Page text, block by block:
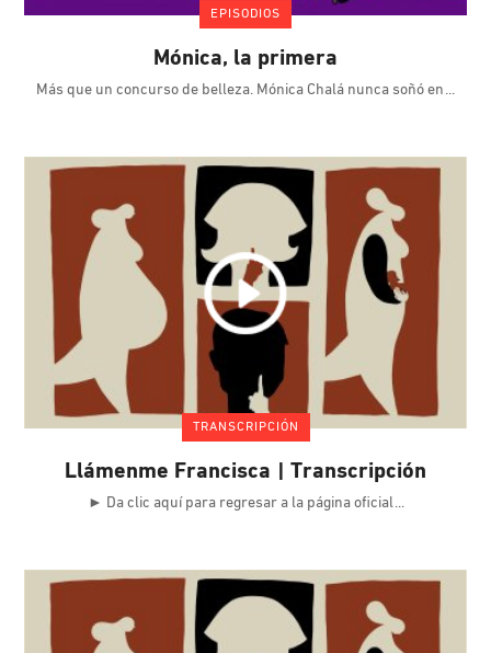
EPISODIOS
Mónica, la primera
Más que un concurso de belleza. Mónica Chalá nunca soñó en
TRANSCRIPCIÓN
Llámenme Francisca | Transcripción
► Da clic aquí para regresar a la página oficial